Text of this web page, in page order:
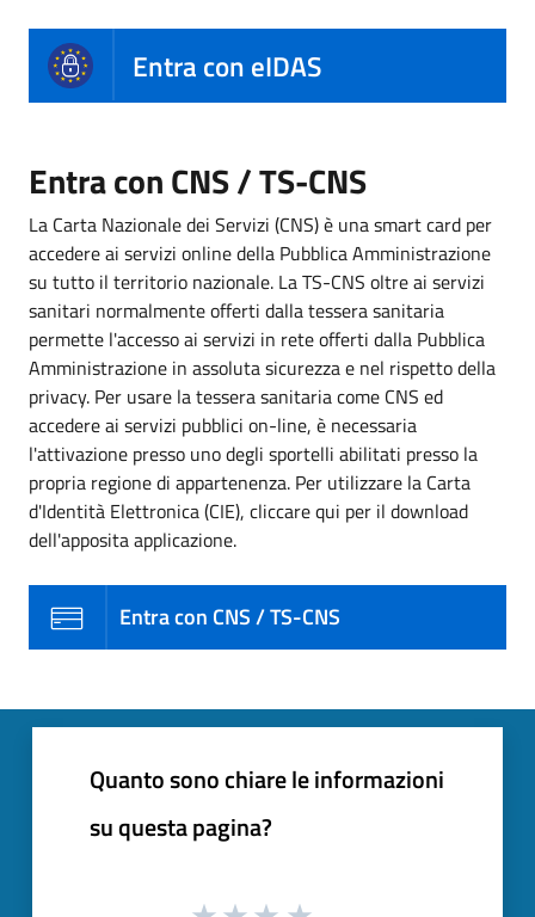
Entra con eIDAS
Entra con CNS / TS-CNS
La Carta Nazionale dei Servizi (CNS) è una smart card per
accedere ai servizi online della Pubblica Amministrazione
su tutto il territorio nazionale. La TS-CNS oltre ai servizi
sanitari normalmente offerti dalla tessera sanitaria
permette l'accesso ai servizi in rete offerti dalla Pubblica
Amministrazione in assoluta sicurezza e nel rispetto della
privacy. Per usare la tessera sanitaria come CNS ed
accedere ai servizi pubblici on-line, è necessaria
l'attivazione presso uno degli sportelli abilitati presso la
propria regione di appartenenza. Per utilizzare la Carta
d'Identità Elettronica (CIE), cliccare qui per il download
dell'apposita applicazione.
Entra con CNS / TS-CNS
Quanto sono chiare le informazioni
su questa pagina?